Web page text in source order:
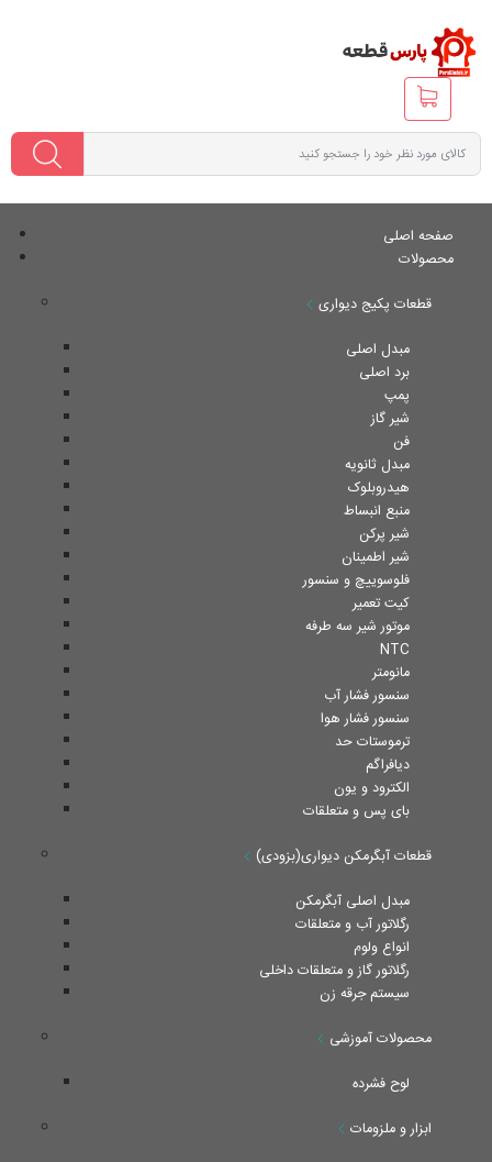
صفحه اصلی
محصولات
قطعات پکیج دیواری
مبدل اصلی
برد اصلی
پمپ
شیر گاز
فن
مبدل ثانویه
هیدروبلوک
منبع انبساط
شیر پرکن
شیر اطمینان
فلوسوییچ و سنسور
کیت تعمیر
موتور شیر سه طرفه
NTC
مانومتر
سنسور فشار آب
سنسور فشار هوا
ترموستات حد
دیافراگم
الکترود و یون
بای پس و متعلقات
قطعات آبگرمکن دیواری(بزودی)
مبدل اصلی آبگرمکن
رگلاتور آب و متعلقات
انواع ولوم
رگلاتور گاز و متعلقات داخلی
سیستم جرقه زن
محصولات آموزشی
لوح فشرده
ابزار و ملزومات